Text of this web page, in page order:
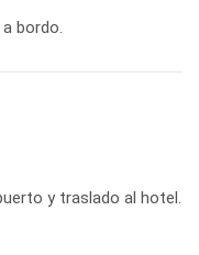
y traslado al hotel.